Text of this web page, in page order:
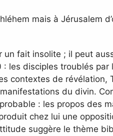
mais à Jérusalem
fait insolite ; il peut
les disciples troublés
contextes de révélation,
du divin.
: les propos des
chez lui une
suggère le thème